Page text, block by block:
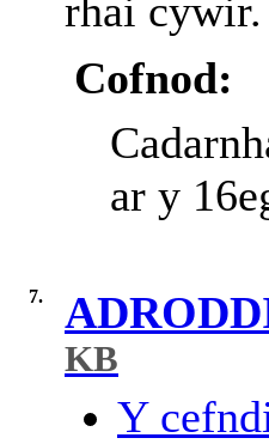
rhai cywir.
Cofnod:
ar y
7.
KB
Y